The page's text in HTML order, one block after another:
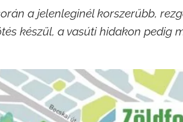
a jelenleginél korszerűbb,
készül, a vasúti hidakon pedig